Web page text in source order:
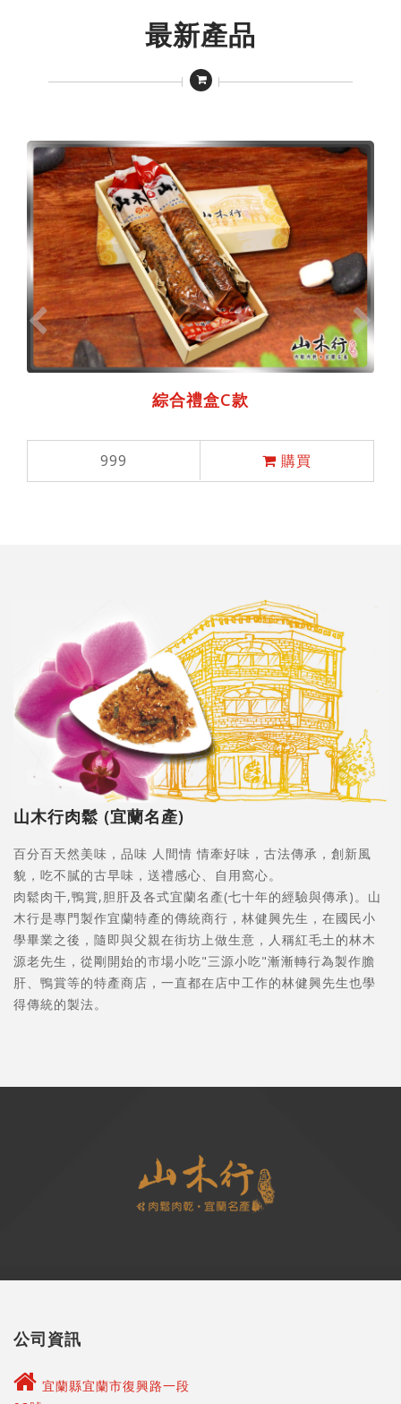
最新產品
綜合禮盒C款
999 購買
山木行肉鬆 (宜蘭名產)
百分百天然美味，品味 人間情 情牽好味，古法傳承，創新風
貌，吃不膩的古早味，送禮感心、自用窩心。
肉鬆肉干,鴨賞,胆肝及各式宜蘭名產(七十年的經驗與傳承)。山
木行是專門製作宜蘭特產的傳統商行，林健興先生，在國民小
學畢業之後，隨即與父親在街坊上做生意，人稱紅毛土的林木
源老先生，從剛開始的市場小吃"三源小吃"漸漸轉行為製作膽
肝、鴨賞等的特產商店，一直都在店中工作的林健興先生也學
得傳統的製法。
公司資訊
宜蘭縣宜蘭市復興路一段